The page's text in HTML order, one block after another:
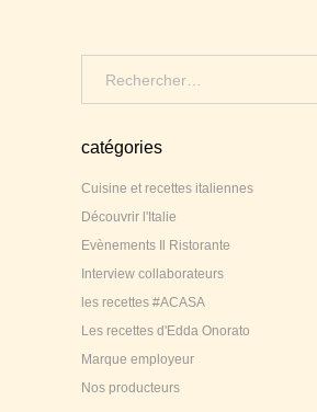
catégories
Cuisine et recettes italiennes
Découvrir l'Italie
Evènements Il Ristorante
Interview collaborateurs
les recettes #ACASA
Les recettes d'Edda Onorato
Marque employeur
Nos producteurs